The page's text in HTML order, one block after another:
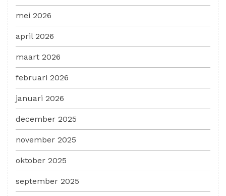
mei 2026
april 2026
maart 2026
februari 2026
januari 2026
december 2025
november 2025
oktober 2025
september 2025